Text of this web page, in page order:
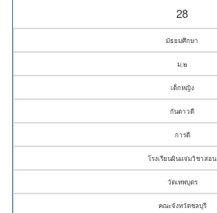
28
มัธยมศึกษา
ม.๒
เด็กหญิง
กันตาวดี
การดี
โรงเรียนผินแจ่มวิชาสอน
วัดเทพบุตร
คณะจังหวัดชลบุรี